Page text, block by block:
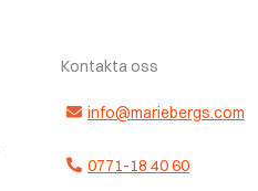
Kontakta oss
info@mariebergs.com
0771-18 40 60